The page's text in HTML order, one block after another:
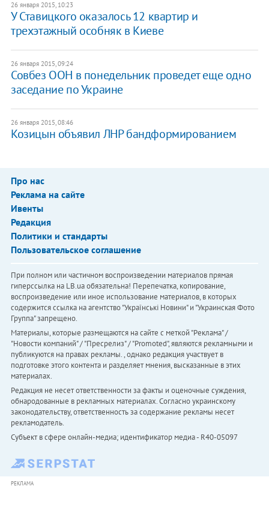
26 января 2015, 10:23
У Ставицкого оказалось 12 квартир и
трехэтажный особняк в Киеве
26 января 2015, 09:24
Совбез ООН в понедельник проведет еще одно
заседание по Украине
26 января 2015, 08:46
Козицын объявил ЛНР бандформированием
Про нас
Реклама на сайте
Ивенты
Редакция
Политики и стандарты
Пользовательское соглашение
При полном или частичном воспроизведении материалов прямая
гиперссылка на LB.ua обязательна! Перепечатка, копирование,
воспроизведение или иное использование материалов, в которых
содержится ссылка на агентство "Українськi Новини" и "Украинская Фото
Группа" запрещено.
Материалы, которые размещаются на сайте с меткой "Реклама" /
"Новости компаний" / "Пресрелиз" / "Promoted", являются рекламными и
публикуются на правах рекламы. , однако редакция участвует в
подготовке этого контента и разделяет мнения, высказанные в этих
материалах.
Редакция не несет ответственности за факты и оценочные суждения,
обнародованные в рекламных материалах. Согласно украинскому
законодательству, ответственность за содержание рекламы несет
рекламодатель.
Субъект в сфере онлайн-медиа; идентификатор медиа - R40-05097
РЕКЛАМА